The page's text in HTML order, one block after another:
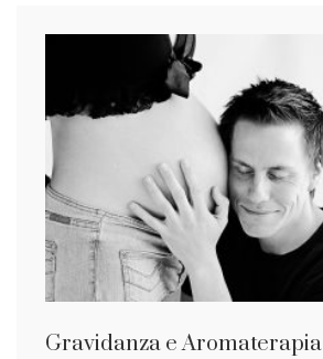
Gravidanza e Aromaterapia